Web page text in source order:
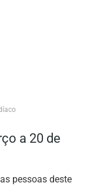
a 20 de
pessoas deste